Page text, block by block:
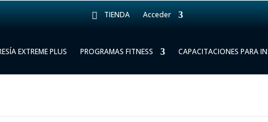
TIENDA Acceder
EXTREME PLUS PROGRAMAS FITNESS CAPACITACIONES PARA